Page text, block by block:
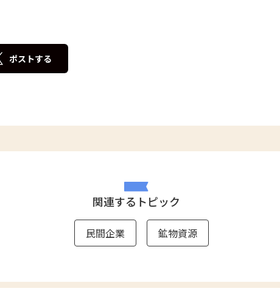
ポストする
関連するトピック
民間企業 鉱物資源